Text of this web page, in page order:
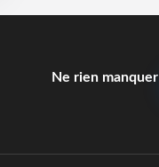
Ne rien manquer